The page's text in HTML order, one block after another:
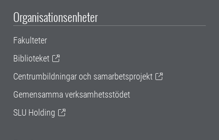
Organisationsenheter
Fakulteter
Biblioteket
Centrumbildningar och samarbetsprojekt
Gemensamma verksamhetsstödet
SLU Holding